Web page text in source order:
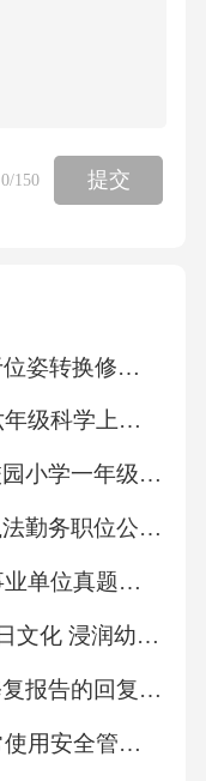
0/150 提交
CN116499694B 一种基于位姿转换修正的风洞天平公式对比评估方法 （中国航空工业集团公司沈阳空气动力研究所）
2026年秋北师大版小学六年级科学上册《能量的转化》教案
预防欺凌行为筑牢和谐校园小学一年级主题班会课件
广东省梅州市公安机关执法勤务职位公务员考试（公安专业和申论）在线复习试题库(2025年)
2026年玉龙县乡村振兴事业单位真题（附答案）
2026 年秋季开学 感受节日文化 浸润幼儿心灵
关于回复数据安全漏洞修复报告的回复函8篇范本
2026年实验室通风橱日常使用安全管理员试题